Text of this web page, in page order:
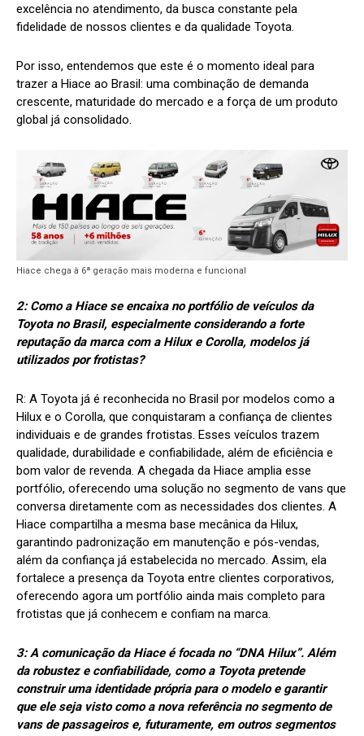
excelência no atendimento, da busca constante pela
fidelidade de nossos clientes e da qualidade Toyota.
Por isso, entendemos que este é o momento ideal para
trazer a Hiace ao Brasil: uma combinação de demanda
crescente, maturidade do mercado e a força de um produto
global já consolidado.
Hiace chega à 6ª geração mais moderna e funcional
2: Como a Hiace se encaixa no portfólio de veículos da
Toyota no Brasil, especialmente considerando a forte
reputação da marca com a Hilux e Corolla, modelos já
utilizados por frotistas?
R: A Toyota já é reconhecida no Brasil por modelos como a
Hilux e o Corolla, que conquistaram a confiança de clientes
individuais e de grandes frotistas. Esses veículos trazem
qualidade, durabilidade e confiabilidade, além de eficiência e
bom valor de revenda. A chegada da Hiace amplia esse
portfólio, oferecendo uma solução no segmento de vans que
conversa diretamente com as necessidades dos clientes. A
Hiace compartilha a mesma base mecânica da Hilux,
garantindo padronização em manutenção e pós-vendas,
além da confiança já estabelecida no mercado. Assim, ela
fortalece a presença da Toyota entre clientes corporativos,
oferecendo agora um portfólio ainda mais completo para
frotistas que já conhecem e confiam na marca.
3: A comunicação da Hiace é focada no “DNA Hilux”. Além
da robustez e confiabilidade, como a Toyota pretende
construir uma identidade própria para o modelo e garantir
que ele seja visto como a nova referência no segmento de
vans de passageiros e, futuramente, em outros segmentos